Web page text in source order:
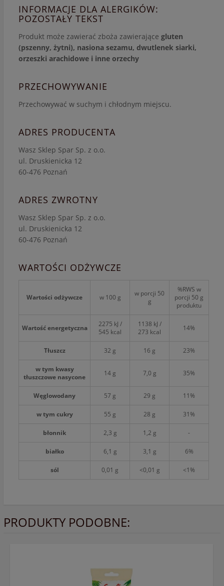
INFORMACJE DLA ALERGIKÓW:
POZOSTAŁY TEKST
Produkt może zawierać zboża zawierające gluten
(pszenny, żytni), nasiona sezamu, dwutlenek siarki,
orzeszki arachidowe i inne orzechy
PRZECHOWYWANIE
Przechowywać w suchym i chłodnym miejscu.
ADRES PRODUCENTA
Wasz Sklep Spar Sp. z o.o.
ul. Druskienicka 12
60-476 Poznań
ADRES ZWROTNY
Wasz Sklep Spar Sp. z o.o.
ul. Druskienicka 12
60-476 Poznań
WARTOŚCI ODŻYWCZE
Wartości odżywcze w 100 g
w porcji 50
g
%RWS w
porcji 50 g
produktu
Wartość energetyczna
2275 kJ /
545 kcal
1138 kJ /
273 kcal
14%
Tłuszcz 32 g 16 g 23%
w tym kwasy
tłuszczowe nasycone
14 g 7,0 g 35%
Węglowodany 57 g 29 g 11%
w tym cukry 55 g 28 g 31%
błonnik 2,3 g 1,2 g -
białko 6,1 g 3,1 g 6%
sól 0,01 g <0,01 g <1%
PRODUKTY PODOBNE: